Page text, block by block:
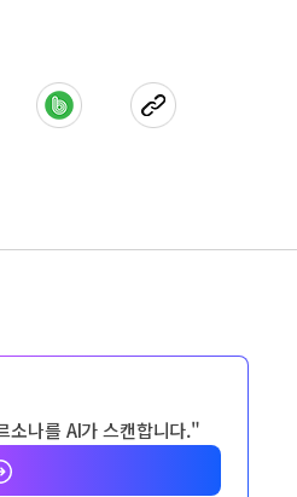
소나를 AI가 스캔합니다."